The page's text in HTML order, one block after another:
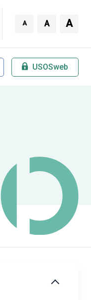
A A A
USOSweb